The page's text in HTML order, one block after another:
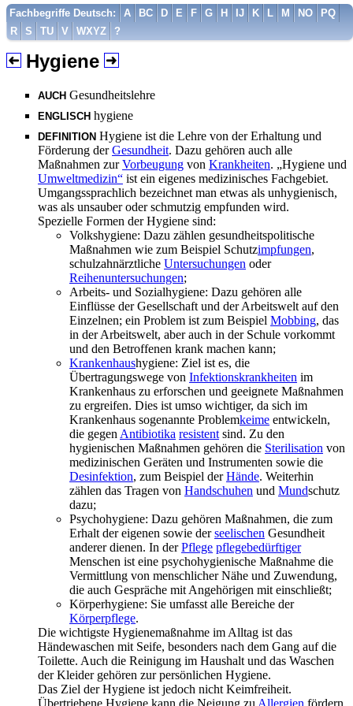
Fachbegriffe Deutsch: A BC D E F G H IJ K L M NO
PQ
R
S TU V WXYZ ?
Hygiene
AUCH Gesundheitslehre
ENGLISCH hygiene
DEFINITION Hygiene ist die Lehre von der Erhaltung und
Förderung derGesundheit. Dazu gehören auch alle
Maßnahmen zurVorbeugung von Krankheiten. „Hygiene und
Umweltmedizin“ ist ein eigenes medizinisches Fachgebiet.
Umgangssprachlich bezeichnet man etwas als unhygienisch,
was als unsauber oder schmutzig empfunden wird.
Spezielle Formen der Hygiene sind:
Volkshygiene: Dazu zählen gesundheitspolitische
Maßnahmen wie zum Beispiel Schutzimpfungen,
schulzahnärztliche Untersuchungen oder
Reihenuntersuchungen;
Arbeits- und Sozialhygiene: Dazu gehören alle
Einflüsse der Gesellschaft und der Arbeitswelt auf den
Einzelnen; ein Problem ist zum Beispiel Mobbing, das
in der Arbeitswelt, aber auch in der Schule vorkommt
und den Betroffenen krank machen kann;
Krankenhaushygiene: Ziel ist es, die
Übertragungswege von Infektionskrankheiten im
Krankenhaus zu erforschen und geeignete Maßnahmen
zu ergreifen. Dies ist umso wichtiger, da sich im
Krankenhaus sogenannte Problemkeime entwickeln,
die gegen Antibiotika resistent sind. Zu den
hygienischen Maßnahmen gehören die Sterilisation von
medizinischen Geräten und Instrumenten sowie die
Desinfektion, zum Beispiel derHände. Weiterhin
zählen das Tragen von Handschuhen und Mundschutz
dazu;
Psychohygiene: Dazu gehören Maßnahmen, die zum
Erhalt der eigenen sowie derseelischen Gesundheit
anderer dienen. In derPflege pflegebedürftiger
Menschen ist eine psychohygienische Maßnahme die
Vermittlung von menschlicher Nähe und Zuwendung,
die auch Gespräche mit Angehörigen mit einschließt;
Körperhygiene: Sie umfasst alle Bereiche der
Körperpflege.
Die wichtigste Hygienemaßnahme im Alltag ist das
Händewaschen mit Seife, besonders nach dem Gang auf die
Toilette. Auch die Reinigung im Haushalt und das Waschen
der Kleider gehören zur persönlichen Hygiene.
Das Ziel der Hygiene ist jedoch nicht Keimfreiheit.
Übertriebene Hygiene kann die Neigung zu Allergien fördern,